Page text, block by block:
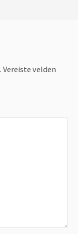
Vereiste velden